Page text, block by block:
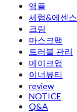
앰플
세럼&에센스
크림
마스크팩
트러블 관리
메이크업
이너뷰티
review
NOTICE
Q&A